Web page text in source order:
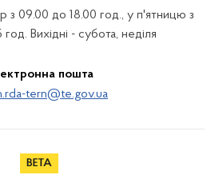
з 09.00 до 18.00 год., у п'ятницю з
Вихідні - субота, неділя
пошта
tern@te.gov.ua